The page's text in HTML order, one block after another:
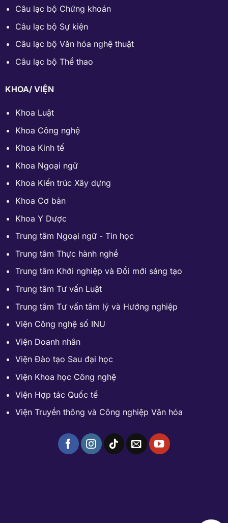
Câu lạc bộ Chứng khoán
Câu lạc bộ Sự kiện
Câu lạc bộ Văn hóa nghệ thuật
Câu lạc bộ Thể thao
KHOA/ VIỆN
Khoa Luật
Khoa Công nghệ
Khoa Kinh tế
Khoa Ngoại ngữ
Khoa Kiến trúc Xây dựng
Khoa Cơ bản
Khoa Y Dược
Trung tâm Ngoại ngữ - Tin học
Trung tâm Thực hành nghề
Trung tâm Khởi nghiệp và Đổi mới sáng tạo
Trung tâm Tư vấn Luật
Trung tâm Tư vấn tâm lý và Hướng nghiệp
Viện Công nghệ số INU
Viện Doanh nhân
Viện Đào tạo Sau đại học
Viện Khoa học Công nghệ
Viện Hợp tác Quốc tế
Viện Truyền thông và Công nghiệp Văn hóa